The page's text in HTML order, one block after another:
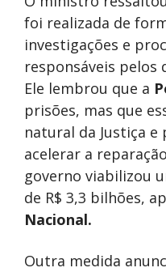
foi realizada de
investigações e
responsáveis pelos
Ele lembrou que a
prisões, mas que
natural da Justiça e
acelerar a
governo viabilizou
de R$ 3,3 bilhões,
Nacional.
Outra medida